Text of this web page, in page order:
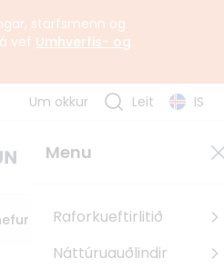
starfsmenn og
vef Umhverfis- og
Umhverfis-, orku- og
Um okkur Leit IS
Menu
Raforkueftirlitið
Náttúruauðlindir
veitt leyfi til rannsóknar á